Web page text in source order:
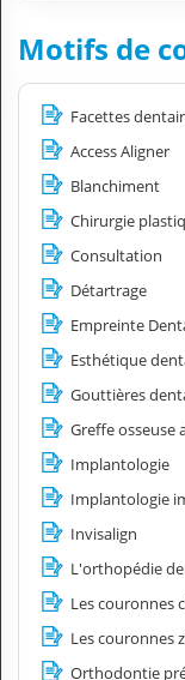
Motifs de
Facettes
Access Aligner
Blanchiment
Chirurgie
Consultation
Détartrage
Empreinte
Esthétique
Gouttières
Greffe osseuse
Implantologie
Implantologie
Invisalign
L'orthopédie
Les couronnes
Les couronnes
Orthodontie